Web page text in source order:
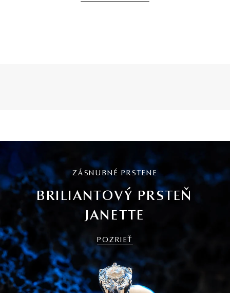
ZÁSNUBNÉ PRSTENE
BRILIANTOVÝ PRSTEŇ
JANETTE
POZRIEŤ